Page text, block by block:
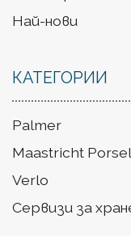
Най-нови
КАТЕГОРИИ
Palmer
Maastricht
Verlo
Сервизи за